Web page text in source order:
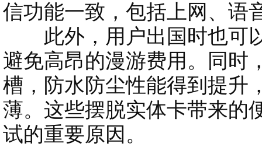
信功能一致，包括上网、语
此外，用户出国时也可
避免高昂的漫游费用。同时
槽，防水防尘性能得到提升
薄。这些摆脱实体卡带来的
试的重要原因。